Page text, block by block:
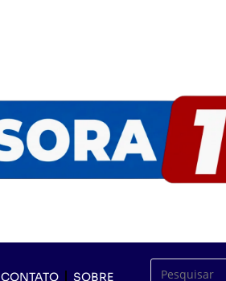
CONTATO SOBRE